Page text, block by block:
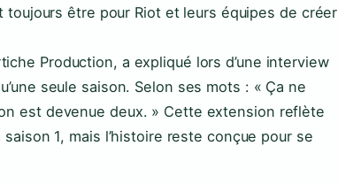
être pour Riot et leurs équipes de créer
Production, a expliqué lors d’une interview
seule saison. Selon ses mots : « Ça ne
est devenue deux. » Cette extension reflète
1, mais l’histoire reste conçue pour se